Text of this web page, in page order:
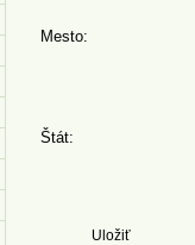
Mesto:
Štát: